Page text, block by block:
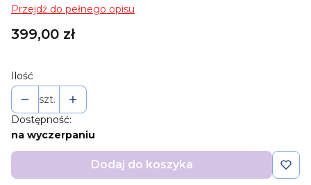
Przejdź do pełnego opisu
Cena
399,00 zł
Ilość
szt.
Dostępność:
na wyczerpaniu
Dodaj do koszyka